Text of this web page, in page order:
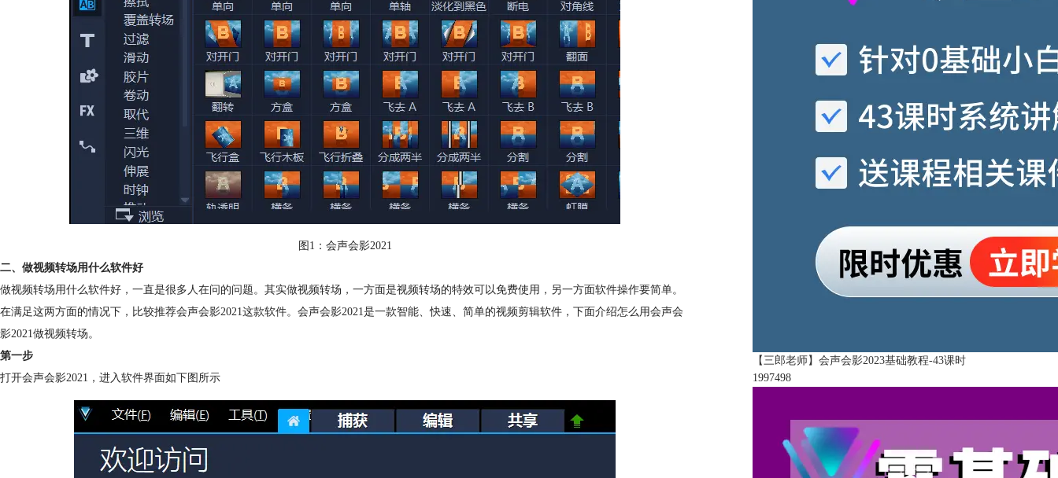
图1：会声会影2021
二、做视频转场用什么软件好
做视频转场用什么软件好，一直是很多人在问的问题。其实做视频转场，一方面是视频转场的特效可以免费使用，另一方面软件操作要简单。
在满足这两方面的情况下，比较推荐会声会影2021这款软件。会声会影2021是一款智能、快速、简单的视频剪辑软件，下面介绍怎么用会声会
影2021做视频转场。
第一步
打开会声会影2021，进入软件界面如下图所示
【三郎老师】会声会影2023基础教程-43课时
1997498